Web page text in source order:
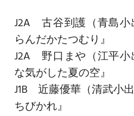
J2A古谷到護（青島
らんだかたつむり』
J2A野口まや（江平
な気がした夏の空』
J1B 近藤優華（清武小
ちびかれ』